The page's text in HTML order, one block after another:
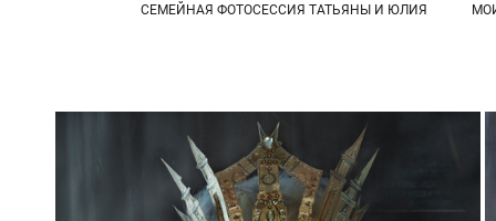
СЕМЕЙНАЯ ФОТОСЕССИЯ ТАТЬЯНЫ И ЮЛИЯ